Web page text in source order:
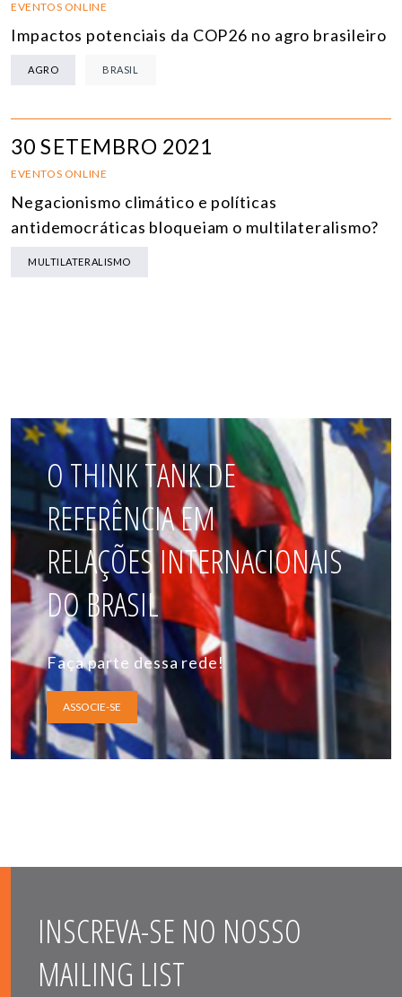
EVENTOS ONLINE
Impactos potenciais da COP26 no agro brasileiro
AGRO BRASIL
30 SETEMBRO 2021
EVENTOS ONLINE
Negacionismo climático e políticas
antidemocráticas bloqueiam o multilateralismo?
MULTILATERALISMO
O THINK TANK DE
REFERÊNCIA EM
RELAÇÕES INTERNACIONAIS
DO BRASIL
Faça parte dessa rede!
ASSOCIE-SE
INSCREVA-SE NO NOSSO
MAILING LIST